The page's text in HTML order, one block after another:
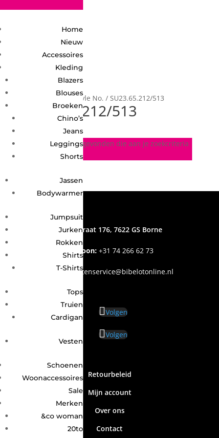
Home
Nieuw
Accessoires
Kleding
Blazers
Blouses
Broeken
Chino’s
Jeans
Leggings
Shorts
Jassen
Bodywarmer
Jumpsuit
Jurken
Rokken
Shirts
T-Shirts
Tops
Truien
Cardigan
Vesten
Schoenen
Woonaccessoires
Sale
Merken
&co woman
20to
/ Product Style No. / SU23.65.212/513
SU23.65.212/513
Geen producten gevonden die aan je zoekcriteria
Grotestraat 176, 7622 GS Borne
Telefoon: +31 74 266 62 73
Email:klantenservice@bibelotonline.nl
Volgen
Volgen
Retourbeleid
Mijn account
Over ons
Contact